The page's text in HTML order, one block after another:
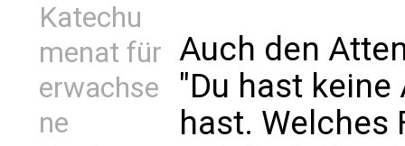
Katechu
menat für
erwachse
ne
Auch den
"Du hast
hast. Welches